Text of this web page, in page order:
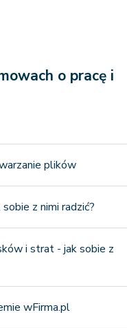
o pracę i
plików
z nimi radzić?
i strat - jak sobie z
wFirma.pl